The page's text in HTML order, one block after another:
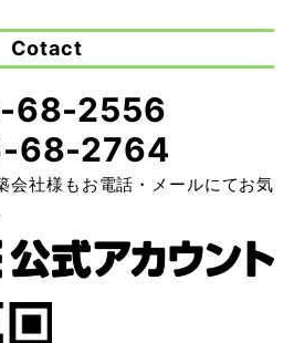
Cotact
68-2556
68-2764
会社様もお電話・メールにてお気